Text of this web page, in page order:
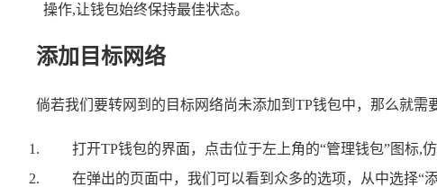
操作,让钱包始终保持最佳状态。
添加目标网络
倘若我们要转网到的目标网络尚未添加到TP钱包中，那么就需
打开TP钱包的界面，点击位于左上角的“管理钱包”图标,
在弹出的页面中，我们可以看到众多的选项，从中选择“